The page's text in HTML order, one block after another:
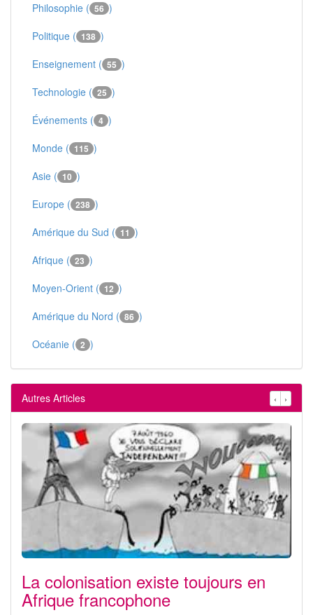
Philosophie ( 56 )
Politique ( 138 )
Enseignement ( 55 )
Technologie ( 25 )
Événements ( 4 )
Monde ( 115 )
Asie ( 10 )
Europe ( 238 )
Amérique du Sud ( 11 )
Afrique ( 23 )
Moyen-Orient ( 12 )
Amérique du Nord ( 86 )
Océanie ( 2 )
Autres Articles ‹ ›
La colonisation existe toujours en
Afrique francophone